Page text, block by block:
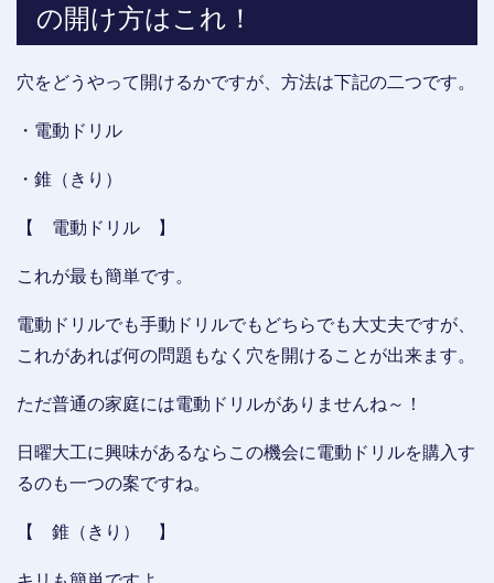
の開け方はこれ！
穴をどうやって開けるかですが、方法は下記の二つです。
・電動ドリル
・錐（きり）
【 電動ドリル 】
これが最も簡単です。
電動ドリルでも手動ドリルでもどちらでも大丈夫ですが、
これがあれば何の問題もなく穴を開けることが出来ます。
ただ普通の家庭には電動ドリルがありませんね～！
日曜大工に興味があるならこの機会に電動ドリルを購入す
るのも一つの案ですね。
【 錐（きり） 】